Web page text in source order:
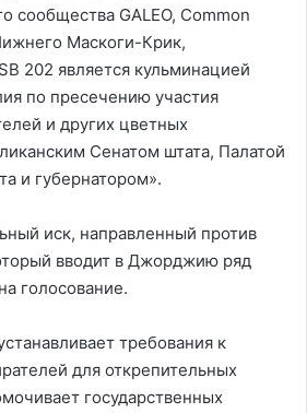
сообщества GALEO, Common
Маскоги-Крик,
202 является кульминацией
по пресечению участия
и других цветных
Сенатом штата, Палатой
и губернатором».
иск, направленный против
вводит в Джорджию ряд
голосование.
требования к
для открепительных
государственных